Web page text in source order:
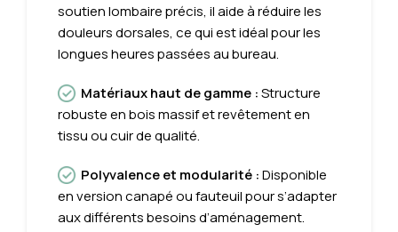
soutien lombaire précis, il aide à réduire les
douleurs dorsales, ce qui est idéal pour les
longues heures passées au bureau.
Matériaux haut de gamme :Structure
robuste en bois massif et revêtement en
tissu ou cuir de qualité.
Polyvalence et modularité :Disponible
en version canapé ou fauteuil pour s’adapter
aux différents besoins d’aménagement.